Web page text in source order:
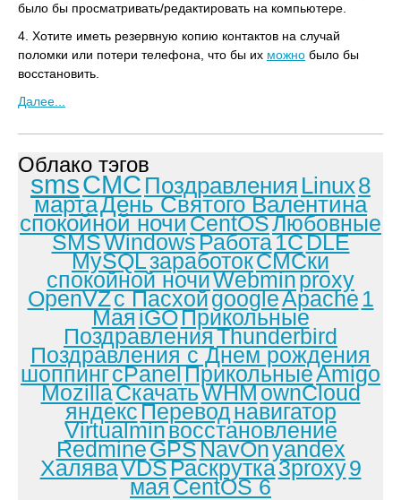
было бы просматривать/редактировать на компьютере.
4. Хотите иметь резервную копию контактов на случай
поломки или потери телефона, что бы их можно было бы
восстановить.
Далее...
Облако тэгов
smsСМС Поздравления Linux8
мартаДень Святого Валентина
спокойной ночиCentOSЛюбовные
SMSWindowsРабота1СDLE
MySQLзаработокСМСки
спокойной ночиWebminproxy
OpenVZс ПасхойgoogleApache 1
МаяiGOПрикольные
ПоздравленияThunderbird
Поздравления с Днем рождения
шоппингcPanelПрикольныеAmigo
MozillaСкачатьWHMownCloud
яндексПереводнавигатор
Virtualminвосстановление
RedmineGPSNavOnyandex
ХаляваVDSРаскрутка3proxy9
маяCentOS 6